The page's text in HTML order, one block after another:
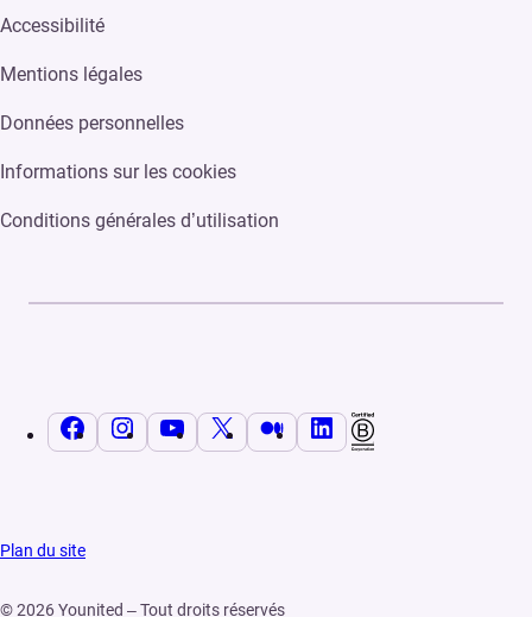
Accessibilité
Mentions légales
Données personnelles
Informations sur les cookies
Conditions générales d’utilisation
© 2026 Younited – Tout droits réservés
Plan du site
FacebookInstagramYouTubeX MediumLinkedIn